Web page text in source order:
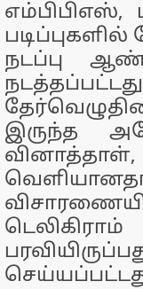
எம்பிபிஎஸ்,
நடப்பு
இருந்த